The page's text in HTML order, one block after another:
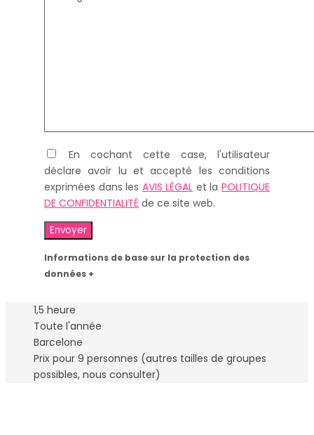
En cochant cette case, l'utilisateur
déclare avoir lu et accepté les conditions
exprimées dans les AVIS LÉGAL et laPOLITIQUE
DE CONFIDENTIALITÉ de ce site web.
Informations de base sur la protection des
données +
1,5 heure
Toute l'année
Barcelone
Prix pour 9 personnes (autres tailles de groupes
possibles, nous consulter)